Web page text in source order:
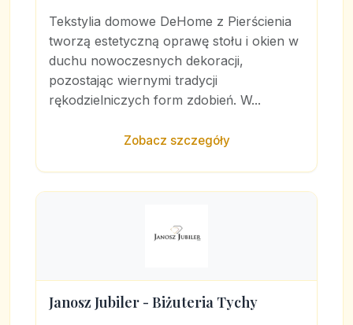
Tekstylia domowe DeHome z Pierścienia
tworzą estetyczną oprawę stołu i okien w
duchu nowoczesnych dekoracji,
pozostając wiernymi tradycji
rękodzielniczych form zdobień. W...
Zobacz szczegóły
Janosz Jubiler - Biżuteria Tychy